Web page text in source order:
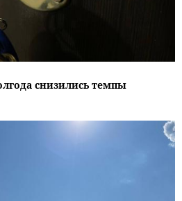
снизились темпы